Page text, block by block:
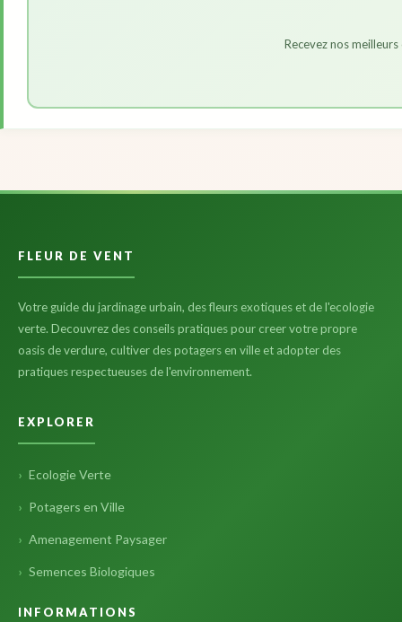
Recevez nos
FLEUR DE VENT
Votre guide du jardinage urbain, des fleurs exotiques et de l'ecologie
verte. Decouvrez des conseils pratiques pour creer votre propre
oasis de verdure, cultiver des potagers en ville et adopter des
pratiques respectueuses de l'environnement.
EXPLORER
Ecologie Verte
Potagers en Ville
Amenagement Paysager
Semences Biologiques
INFORMATIONS